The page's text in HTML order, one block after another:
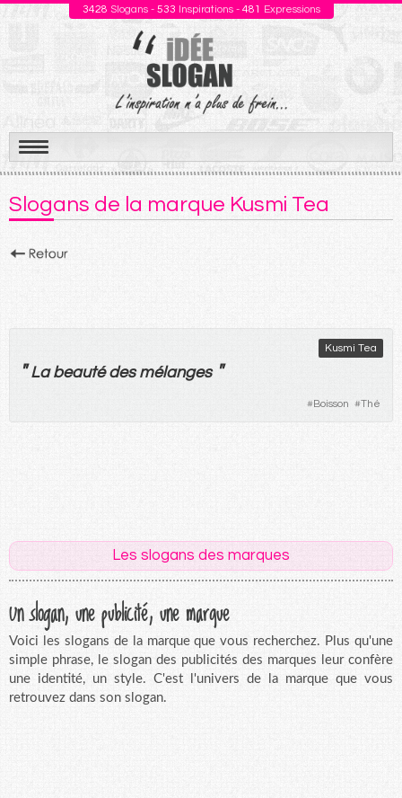
3428 Slogans - 533 Inspirations - 481 Expressions
Aller
au
contenu
Slogans de la marque Kusmi Tea
Kusmi Tea
" La beauté des mélanges "
#Boisson #Thé
Les slogans des marques
Un slogan, une publicité, une marque
Voici les slogans de la marque que vous recherchez. Plus qu'une
simple phrase, le slogan des publicités des marques leur confère
une identité, un style. C'est l'univers de la marque que vous
retrouvez dans son slogan.